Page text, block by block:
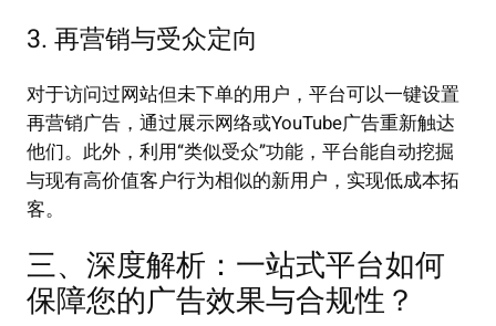
3. 再营销与受众定向
对于访问过网站但未下单的用户，平台可以一键设置
再营销广告，通过展示网络或YouTube广告重新触达
他们。此外，利用“类似受众”功能，平台能自动挖掘
与现有高价值客户行为相似的新用户，实现低成本拓
客。
三、深度解析：一站式平台如何
保障您的广告效果与合规性？